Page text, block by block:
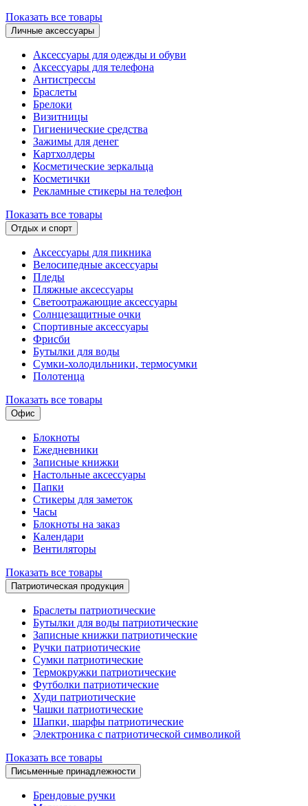
Показать все товары
Личные аксессуары
Аксессуары для одежды и обуви
Аксессуары для телефона
Антистрессы
Браслеты
Брелоки
Визитницы
Гигиенические средства
Зажимы для денег
Картхолдеры
Косметические зеркальца
Косметички
Рекламные стикеры на телефон
Показать все товары
Отдых и спорт
Аксессуары для пикника
Велосипедные аксессуары
Пледы
Пляжные аксессуары
Светоотражающие аксессуары
Солнцезащитные очки
Спортивные аксессуары
Фрисби
Бутылки для воды
Сумки-холодильники, термосумки
Полотенца
Показать все товары
Офис
Блокноты
Ежедневники
Записные книжки
Настольные аксессуары
Папки
Стикеры для заметок
Часы
Блокноты на заказ
Календари
Вентиляторы
Показать все товары
Патриотическая продукция
Браслеты патриотические
Бутылки для воды патриотические
Записные книжки патриотические
Ручки патриотические
Сумки патриотические
Термокружки патриотические
Футболки патриотические
Худи патриотические
Чашки патриотические
Шапки, шарфы патриотические
Электроника с патриотической символикой
Показать все товары
Письменные принадлежности
Брендовые ручки